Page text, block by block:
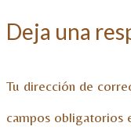
Deja una
Tu dirección de
campos obligatorios